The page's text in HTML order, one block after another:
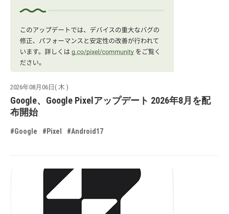
2026年08月06日( 木 )
Google、Google Pixelアップデート 2026年8月を配
布開始
#Google #Pixel #Android17